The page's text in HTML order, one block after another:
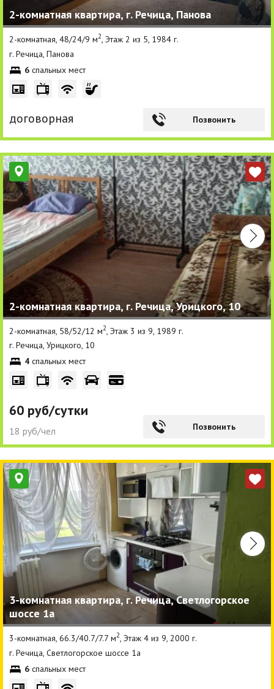
2-комнатная квартира, г. Речица, Панова
2-комнатная, 48/24/9 м2, Этаж 2 из 5, 1984 г.
г. Речица, Панова
6 спальных мест
договорная Позвонить
2-комнатная квартира, г. Речица, Урицкого, 10
2-комнатная, 58/52/12 м2 , Этаж 3 из 9, 1989 г.
г. Речица, Урицкого, 10
4 спальных мест
60 руб/сутки
18 руб/чел Позвонить
3-комнатная квартира, г. Речица, Светлогорское
шоссе 1а
3-комнатная, 66.3/40.7/7.7 м2, Этаж 4 из 9, 2000 г.
г. Речица, Светлогорское шоссе 1а
6 спальных мест